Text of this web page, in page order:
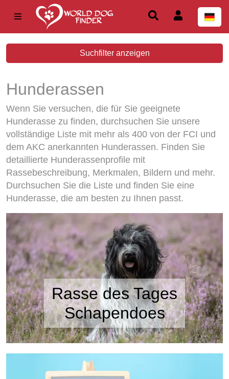
Suchfilter anzeigen
Hunderassen
Wenn Sie versuchen, die für Sie geeignete
Hunderasse zu finden, durchsuchen Sie unsere
vollständige Liste mit mehr als 400 von der FCI und
dem AKC anerkannten Hunderassen. Finden Sie
detaillierte Hunderassenprofile mit
Rassebeschreibung, Merkmalen, Bildern und mehr.
Durchsuchen Sie die Liste und finden Sie eine
Hunderasse, die am besten zu Ihnen passt.
Rasse des Tages
Schapendoes